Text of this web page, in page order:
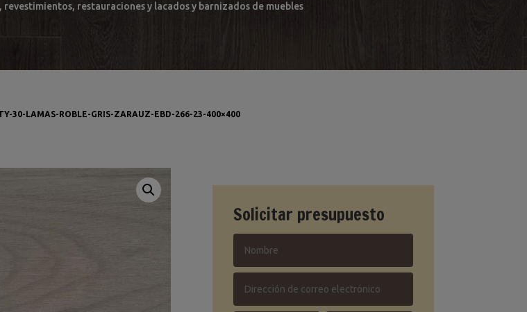
restauraciones y lacados y barnizados de muebles
30-LAMAS-ROBLE-GRIS-ZARAUZ-EBD-266-23-400×400
Solicitar presupuesto